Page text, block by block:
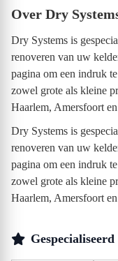
Over Dry
Dry Systems is
renoveren van uw
pagina om een indruk
zowel grote als kleine
Haarlem, Amersfoort
Dry Systems is
renoveren van uw
pagina om een indruk
zowel grote als kleine
Haarlem, Amersfoort
Gespecialiseerd